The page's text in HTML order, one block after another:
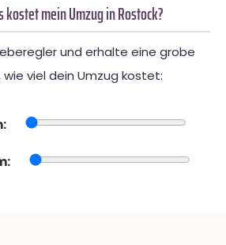
kostet mein Umzug in Rostock?
und erhalte eine grobe
viel dein Umzug kostet: